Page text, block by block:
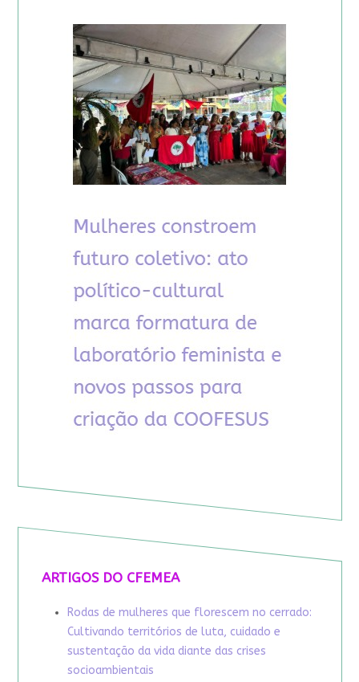
ARTIGOS DO CFEMEA
Rodas de mulheres que florescem no cerrado:
Cultivando territórios de luta, cuidado e
sustentação da vida diante das crises
socioambientais